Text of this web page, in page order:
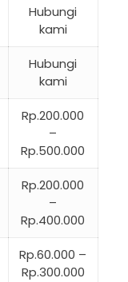
Hubungi
kami
Hubungi
kami
Rp.200.000
–
Rp.500.000
Rp.200.000
–
Rp.400.000
Rp.60.000 –
Rp.300.000